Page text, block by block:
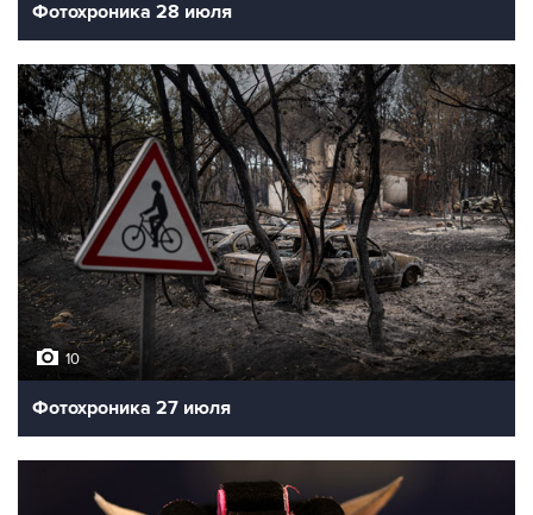
Фотохроника 28 июля
10
Фотохроника 27 июля